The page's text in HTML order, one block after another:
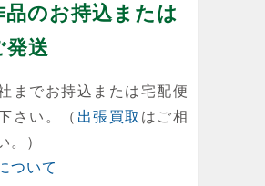
品のお持込または
発送
までお持込または宅配便
さい。（ 出張買取 はご相
。）
ついて